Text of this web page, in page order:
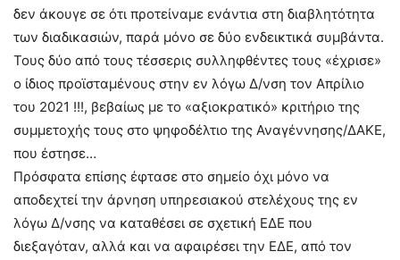
δεν άκουγε σε ότι προτείναμε ενάντια στη διαβλητότητα
των διαδικασιών, παρά μόνο σε δύο ενδεικτικά συμβάντα.
Τους δύο από τους τέσσερις συλληφθέντες τους «έχρισε»
ο ίδιος προϊσταμένους στην εν λόγω Δ/νση τον Απρίλιο
του 2021 !!!, βεβαίως με το «αξιοκρατικό» κριτήριο της
συμμετοχής τους στο ψηφοδέλτιο της Αναγέννησης/ΔΑΚΕ,
που έστησε…
Πρόσφατα επίσης έφτασε στο σημείο όχι μόνο να
αποδεχτεί την άρνηση υπηρεσιακού στελέχους της εν
λόγω Δ/νσης να καταθέσει σε σχετική ΕΔΕ που
διεξαγόταν, αλλά και να αφαιρέσει την ΕΔΕ, από τον